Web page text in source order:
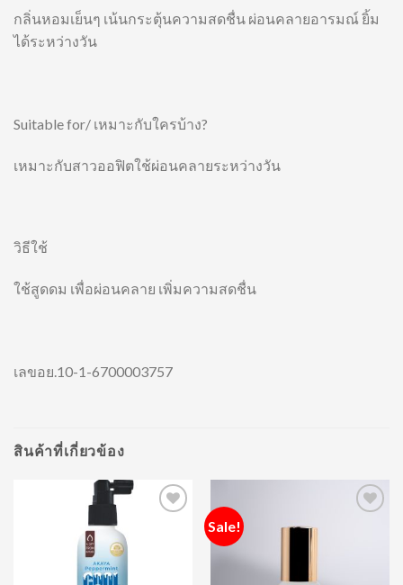
กลิ่นหอมเย็นๆ เน้นกระตุ้นความสดชื่น ผ่อนคลายอารมณ์ ยิ้ม
ได้ระหว่างวัน
Suitable for/ เหมาะกับใครบ้าง?
เหมาะกับสาวออฟิตใช้ผ่อนคลายระหว่างวัน
วิธีใช้
ใช้สูดดม เพื่อผ่อนคลาย เพิ่มความสดชื่น
เลขอย.10-1-6700003757
สินค้าที่เกี่ยวข้อง
Sale!